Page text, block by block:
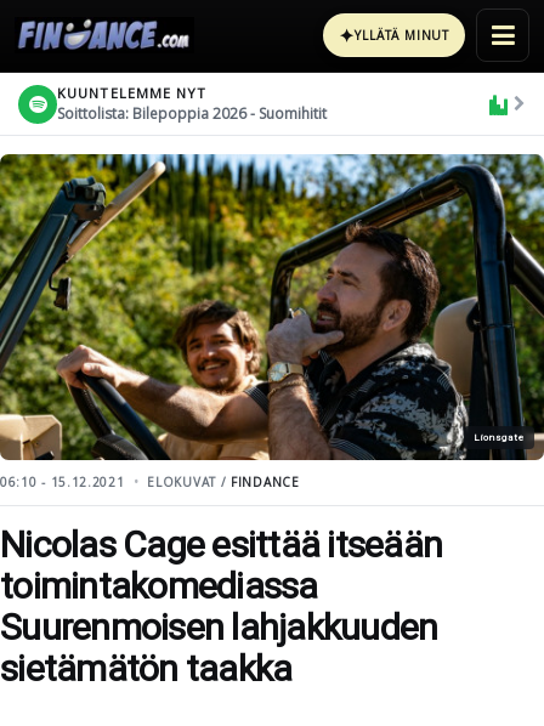
✦YLLÄTÄ MINUT
KUUNTELEMME NYT
Soittolista: Bilepoppia 2026 - Suomihitit
Lionsgate
06:10 - 15.12.2021 ELOKUVAT / FINDANCE
Nicolas Cage esittää itseään
toimintakomediassa
Suurenmoisen lahjakkuuden
sietämätön taakka